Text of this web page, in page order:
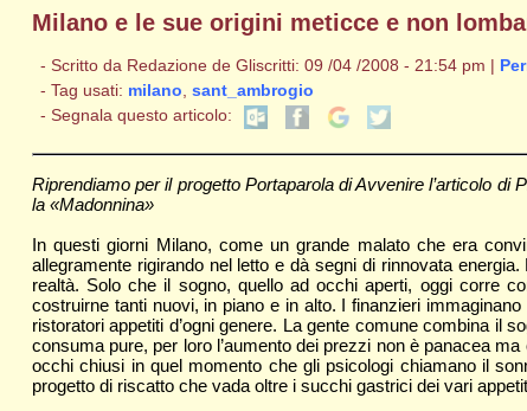
Milano e le sue origini meticce e non
- Scritto da Redazione de Gliscritti: 09 /04 /2008 - 21:54 pm |
- Tag usati: milano sant_ambrogio
- Segnala questo articolo:
Riprendiamo per il progetto Portaparola di Avvenire l’articolo
la «Madonnina»
In questi giorni Milano, come un grande malato che era
allegramente rigirando nel letto e dà segni di rinnovata
realtà. Solo che il sogno, quello ad occhi aperti, oggi corre
costruirne tanti nuovi, in piano e in alto. I finanzieri
ristoratori appetiti d’ogni genere. La gente comune combina il
consuma pure, per loro l’aumento dei prezzi non è panacea
occhi chiusi in quel momento che gli psicologi chiamano il
progetto di riscatto che vada oltre i succhi gastrici dei vari